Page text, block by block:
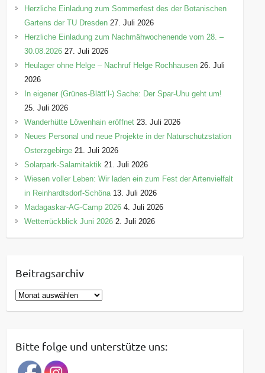
Herzliche Einladung zum Sommerfest des der Botanischen
Gartens der TU Dresden 27. Juli 2026
Herzliche Einladung zum Nachmähwochenende vom 28. –
30.08.2026 27. Juli 2026
Heulager ohne Helge – Nachruf Helge Rochhausen 26. Juli
2026
In eigener (Grünes-Blätt’l-) Sache: Der Spar-Uhu geht um!
25. Juli 2026
Wanderhütte Löwenhain eröffnet 23. Juli 2026
Neues Personal und neue Projekte in der Naturschutzstation
Osterzgebirge 21. Juli 2026
Solarpark-Salamitaktik 21. Juli 2026
Wiesen voller Leben: Wir laden ein zum Fest der Artenvielfalt
in Reinhardtsdorf-Schöna 13. Juli 2026
Madagaskar-AG-Camp 2026 4. Juli 2026
Wetterrückblick Juni 2026 2. Juli 2026
Beitragsarchiv
B
e
r
a
Bitte folge und unterstütze uns: